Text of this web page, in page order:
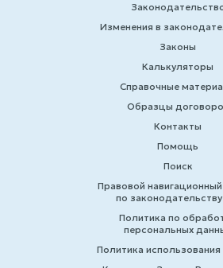
Изменения в
Законы
Калькуляторы
Справочные
Образцы
Контакты
Помощь
Поиск
Правовой
по
Политика по
персональных
Политика